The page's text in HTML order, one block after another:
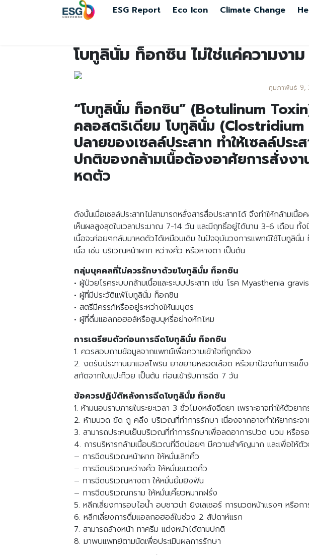
ESG Report Eco Icon Climate Change
โบทูลินั่ม ท็อกซิน ไม่ใช่แค่ความงา
กุมภาพันธ์ 9,
“โบทูลินั่ม ท็อกซิน” (Botulinum
คลอสตริเดียม โบทูลินั่ม
ปลายของเซลล์ประสาท ทำให้เซลล์ประ
ปกติของกล้ามเนื้อต้องอาศัยการสั่งงา
หดตัว
ดังนั้นเมื่อเซลล์ประสาทไม่สามารถหลั่งสารสื่อประสาทได้ จึงทำให้กล้าม
เห็นผลสูงสุดในเวลาประมาณ 7-14 วัน และมีฤทธิ์อยู่ได้นาน 3-6 เดือน
เนื้อจะค่อยๆกลับมาหดตัวได้เหมือนเดิม ในปัจจุบันวงการแพทย์ใช้โบทูลินั่
เนื้อ เช่น บริเวณหน้าผาก หว่างคิ้ว หรือหางตา เป็นต้น
กลุ่มบุคคลที่ไม่ควรรักษาด้วยโบทูลินั่ม ท็อกซิน
• ผู้ป่วยโรคระบบกล้ามเนื้อและระบบประสาท เช่น โรค Myasthenia
• ผู้ที่มีประวัติแพ้โบทูลินั่ม ท็อกซิน
• สตรีมีครรภ์หรืออยู่ระหว่างให้นมบุตร
• ผู้ที่ดื่มแอลกอฮอล์หรือสูบบุหรี่อย่างหักโหม
การเตรียมตัวก่อนการฉีดโบทูลินั่ม ท็อกซิน
1. ควรสอบถามข้อมูลจากแพทย์เพื่อความเข้าใจที่ถูกต้อง
2. งดรับประทานยาแอสไพริน ยาขยายหลอดเลือด หรือยาป้องกันการแข็
สกัดจากใบแปะก๊วย เป็นต้น ก่อนเข้ารับการฉีด 7 วัน
ข้อควรปฏิบัติหลังการฉีดโบทูลินั่ม ท็อกซิน
1. ห้ามนอนราบภายในระยะเวลา 3 ชั่วโมงหลังฉีดยา เพราะอาจทำให้ตัว
2. ห้ามนวด ขัด ถู คลึง บริเวณที่ทำการรักษา เนื่องจากอาจทำให้ยากระ
3. สามารถประคบเย็นบริเวณที่ทำการรักษาเพื่อลดอาการปวด บวม หรือร
4. การบริหารกล้ามเนื้อบริเวณที่ฉีดบ่อยๆ มีความสำคัญมาก และเพื่อให้
– การฉีดบริเวณหน้าผาก ให้หมั่นเลิกคิ้ว
– การฉีดบริเวณหว่างคิ้ว ให้หมั่นขมวดคิ้ว
– การฉีดบริเวณหางตา ให้หมั่นยิ้มยิงฟัน
– การฉีดบริเวณกราม ให้หมั่นเคี้ยวหมากฝรั่ง
5. หลีกเลี่ยงการอบไอน้ำ อบซาวน่า ยิงเลเซอร์ การนวดหน้าแรงๆ หรือ
6. หลีกเลี่ยงการดื่มแอลกอฮอล์ในช่วง 2 สัปดาห์แรก
7. สามารถล้างหน้า ทาครีม แต่งหน้าได้ตามปกติ
8. มาพบแพทย์ตามนัดเพื่อประเมินผลการรักษา